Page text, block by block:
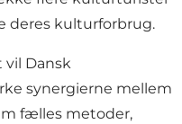
deres kulturforbrug.
Dansk
synergierne mellem
fælles metoder,